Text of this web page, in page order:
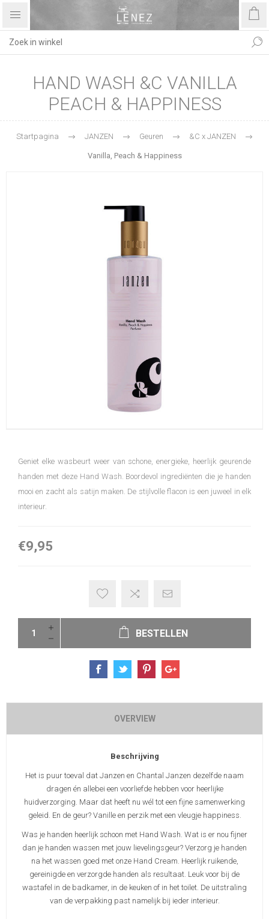
HAND WASH &C VANILLA
PEACH & HAPPINESS
Startpagina JANZEN Geuren &C x JANZEN
Vanilla, Peach & Happiness
Geniet elke wasbeurt weer van schone, energieke, heerlijk geurende
handen met deze Hand Wash. Boordevol ingrediënten die je handen
mooi en zacht als satijn maken. De stijlvolle flacon is een juweel in elk
interieur.
€9,95
BESTELLEN
OVERVIEW
Beschrijving
Het is puur toeval dat Janzen en Chantal Janzen dezelfde naam
dragen én allebei een voorliefde hebben voor heerlijke
huidverzorging. Maar dat heeft nu wél tot een fijne samenwerking
geleid. En de geur? Vanille en perzik met een vleugje happiness.
Was je handen heerlijk schoon met Hand Wash. Wat is er nou fijner
dan je handen wassen met jouw lievelingsgeur? Verzorg je handen
na het wassen goed met onze Hand Cream. Heerlijk ruikende,
gereinigde en verzorgde handen als resultaat. Leuk voor bij de
wastafel in de badkamer, in de keuken of in het toilet. De uitstraling
van de verpakking past namelijk bij ieder interieur.